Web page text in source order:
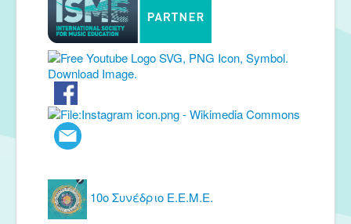
10ο Συνέδριο Ε.Ε.Μ.Ε.